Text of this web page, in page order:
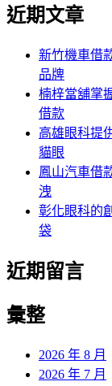
章:
關
近期文章
新竹機車借
品牌
楠梓當舖掌
借款
高雄眼科提
貓眼
鳳山汽車借
洩
彰化眼科的
袋
近期留言
彙整
2026 年 8 月
2026 年 7 月